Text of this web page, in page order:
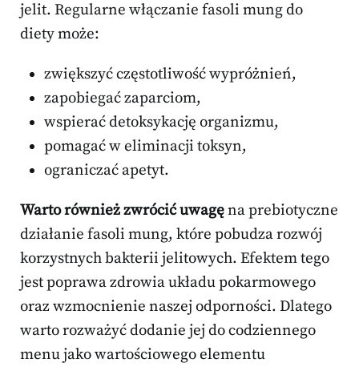
jelit. Regularne włączanie fasoli mung do
diety może:
zwiększyć częstotliwość wypróżnień,
zapobiegać zaparciom,
wspierać detoksykację organizmu,
pomagać w eliminacji toksyn,
ograniczać apetyt.
Warto również zwrócić uwagęna prebiotyczne
działanie fasoli mung, które pobudza rozwój
korzystnych bakterii jelitowych. Efektem tego
jest poprawa zdrowia układu pokarmowego
oraz wzmocnienie naszej odporności. Dlatego
warto rozważyć dodanie jej do codziennego
menu jako wartościowego elementu